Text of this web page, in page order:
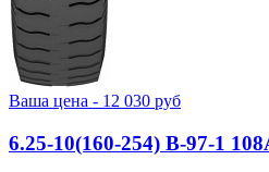
Ваша цена - 12 030 руб
6.25-10(160-254) В-97-1